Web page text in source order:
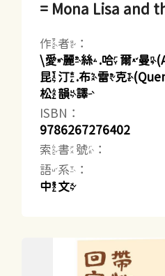
= Mona Lisa and
作者：
\愛麗絲.哈爾曼
昆汀.布雷克
松韻譯
ISBN：
9786267276402
索書號：
語系：
中文